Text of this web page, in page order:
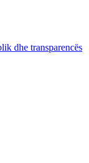
dhe transparencës